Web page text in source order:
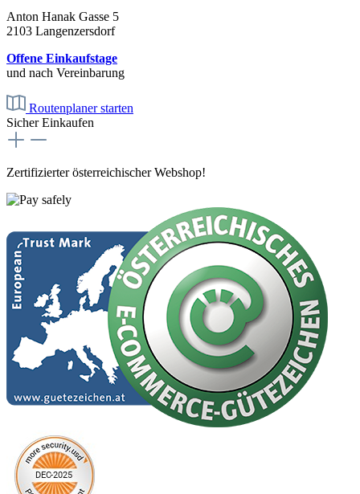
Anton Hanak Gasse 5
2103 Langenzersdorf
Offene Einkaufstage
und nach Vereinbarung
Routenplaner starten
Sicher Einkaufen
Zertifizierter österreichischer Webshop!